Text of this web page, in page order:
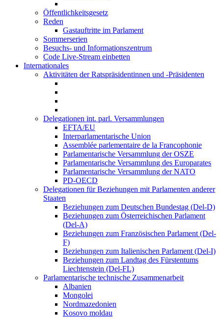
Öffentlichkeitsgesetz
Reden
Gastauftritte im Parlament
Sommerserien
Besuchs- und Informationszentrum
Code Live-Stream einbetten
Internationales
Aktivitäten der Ratspräsidentinnen und -Präsidenten
Delegationen int. parl. Versammlungen
EFTA/EU
Interparlamentarische Union
Assemblée parlementaire de la Francophonie
Parlamentarische Versammlung der OSZE
Parlamentarische Versammlung des Europarates
Parlamentarische Versammlung der NATO
PD-OECD
Delegationen für Beziehungen mit Parlamenten anderer
Staaten
Beziehungen zum Deutschen Bundestag (Del-D)
Beziehungen zum Österreichischen Parlament
(Del-A)
Beziehungen zum Französischen Parlament (Del-
F)
Beziehungen zum Italienischen Parlament (Del-I)
Beziehungen zum Landtag des Fürstentums
Liechtenstein (Del-FL)
Parlamentarische technische Zusammenarbeit
Albanien
Mongolei
Nordmazedonien
Kosovo moldau